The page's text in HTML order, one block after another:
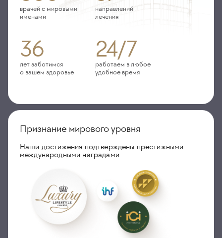
врачей с мировыми
именами
направлений
лечения
36
лет заботимся
о вашем здоровье
24/7
работаем в любое
удобное время
Признание мирового уровня
Наши достижения подтверждены престижными
международными наградами